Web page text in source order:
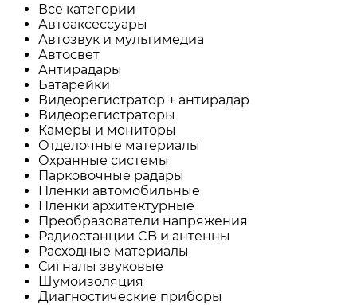
Все категории
Автоаксессуары
Автозвук и мультимедиа
Автосвет
Антирадары
Батарейки
Видеорегистратор + антирадар
Видеорегистраторы
Камеры и мониторы
Отделочные материалы
Охранные системы
Парковочные радары
Пленки автомобильные
Пленки архитектурные
Преобразователи напряжения
Радиостанции CB и антенны
Расходные материалы
Сигналы звуковые
Шумоизоляция
Диагностические приборы